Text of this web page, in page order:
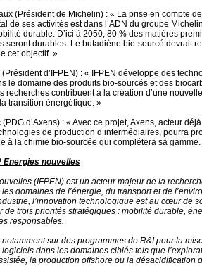
(Président de Michelin) : « La prise en compte de
de ses activités est dans l’ADN du groupe
durable. D’ici à 2050, 80 % des matières
seront durables. Le butadiène bio-sourcé devrait
cet objectif. »
d’IFPEN) : « IFPEN développe des
le domaine des produits bio-sourcés et des
recherches contribuent à la création d’une
transition énergétique. »
d’Axens) : « Avec ce projet, Axens, acteur
de production d’intermédiaires, pourra
à la chimie bio-sourcée qui complétera sa gamme.
Energies nouvelles
(IFPEN) est un acteur majeur de la
domaines de l’énergie, du transport et de
l’innovation technologique est au cœur de
de trois priorités stratégiques : mobilité durable,
responsables.
sur des programmes de R&I pour la
dans les domaines ciblés tels que
la production offshore ou la désacidification